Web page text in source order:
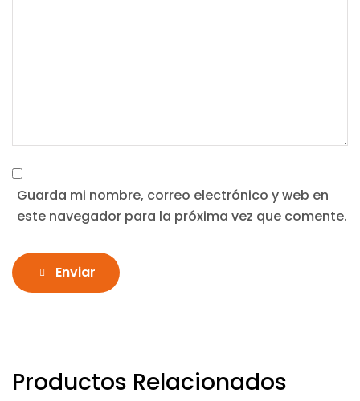
Guarda mi nombre, correo electrónico y web en
este navegador para la próxima vez que comente.
Enviar
Productos Relacionados